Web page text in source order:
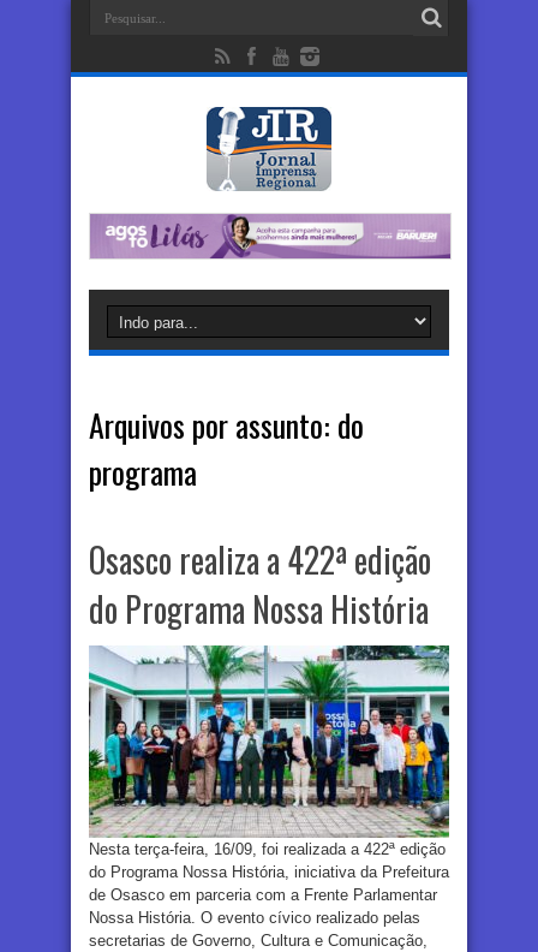
Arquivos por assunto: do
programa
Osasco realiza a 422ª edição
do Programa Nossa História
Nesta terça-feira, 16/09, foi realizada a 422ª edição
do Programa Nossa História, iniciativa da Prefeitura
de Osasco em parceria com a Frente Parlamentar
Nossa História. O evento cívico realizado pelas
secretarias de Governo, Cultura e Comunicação,